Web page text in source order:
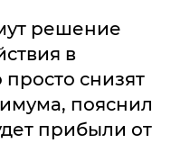
решение
в
снизят
пояснил
прибыли от